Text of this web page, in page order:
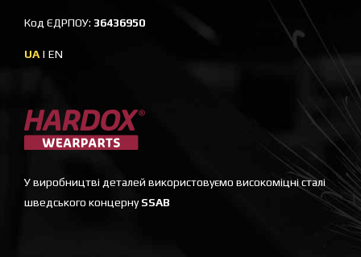
Код ЄДРПОУ: 36436950
UA | EN
У виробництві деталей використовуємо високоміцні сталі
шведського концернуSSAB